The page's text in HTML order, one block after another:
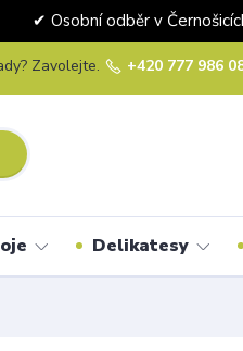
odběr v Černošicích
Zavolejte. +420 777 986
Delikatesy